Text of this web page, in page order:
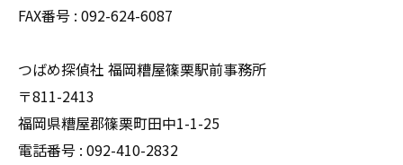
FAX番号 : 092-624-6087
つばめ探偵社 福岡糟屋篠栗駅前事務所
〒811-2413
福岡県糟屋郡篠栗町田中1-1-25
電話番号 : 092-410-2832